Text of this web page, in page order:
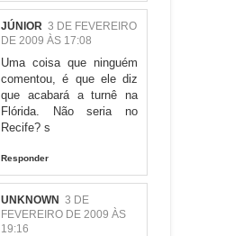
JÚNIOR 3 DE FEVEREIRO
DE 2009 ÀS 17:08
Uma coisa que ninguém
comentou, é que ele diz
que acabará a turnê na
Flórida. Não seria no
Recife? s
Responder
UNKNOWN 3 DE
FEVEREIRO DE 2009 ÀS
19:16